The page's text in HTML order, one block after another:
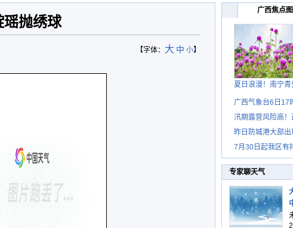
瑶抛绣球
【字体： 大 中 小】
广西焦点
夏日浪漫！南宁青
广西气象台6日17
汛期露营风险高！
昨日防城港大部出
7月30日起我区有
专家聊天气